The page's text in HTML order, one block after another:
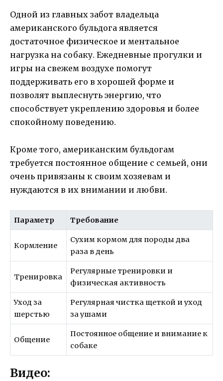
Одной из главных забот владельца
американского бульдога является
достаточное физическое и ментальное
нагрузка на собаку. Ежедневные прогулки и
игры на свежем воздухе помогут
поддерживать его в хорошей форме и
позволят выплеснуть энергию, что
способствует укреплению здоровья и более
спокойному поведению.
Кроме того, американским бульдогам
требуется постоянное общение с семьей, они
очень привязаны к своим хозяевам и
нуждаются в их внимании и любви.
Параметр Требование
Кормление
Сухим кормом для породы два
раза в день
Тренировка
Регулярные тренировки и
физическая активность
Уход за
шерстью
Регулярная чистка щеткой и уход
за ушами
Общение
Постоянное общение и внимание к
собаке
Видео: